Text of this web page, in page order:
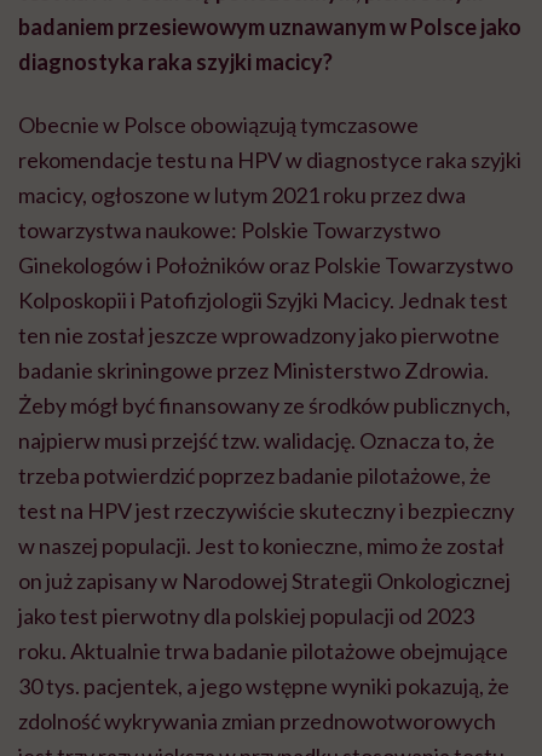
badaniem przesiewowym uznawanym w Polsce jako
diagnostyka raka szyjki macicy?
Obecnie w Polsce obowiązują tymczasowe
rekomendacje testu na HPV w diagnostyce raka szyjki
macicy, ogłoszone w lutym 2021 roku przez dwa
towarzystwa naukowe: Polskie Towarzystwo
Ginekologów i Położników oraz Polskie Towarzystwo
Kolposkopii i Patofizjologii Szyjki Macicy. Jednak test
ten nie został jeszcze wprowadzony jako pierwotne
badanie skriningowe przez Ministerstwo Zdrowia.
Żeby mógł być finansowany ze środków publicznych,
najpierw musi przejść tzw. walidację. Oznacza to, że
trzeba potwierdzić poprzez badanie pilotażowe, że
test na HPV jest rzeczywiście skuteczny i bezpieczny
w naszej populacji. Jest to konieczne, mimo że został
on już zapisany w Narodowej Strategii Onkologicznej
jako test pierwotny dla polskiej populacji od 2023
roku. Aktualnie trwa badanie pilotażowe obejmujące
30 tys. pacjentek, a jego wstępne wyniki pokazują, że
zdolność wykrywania zmian przednowotworowych